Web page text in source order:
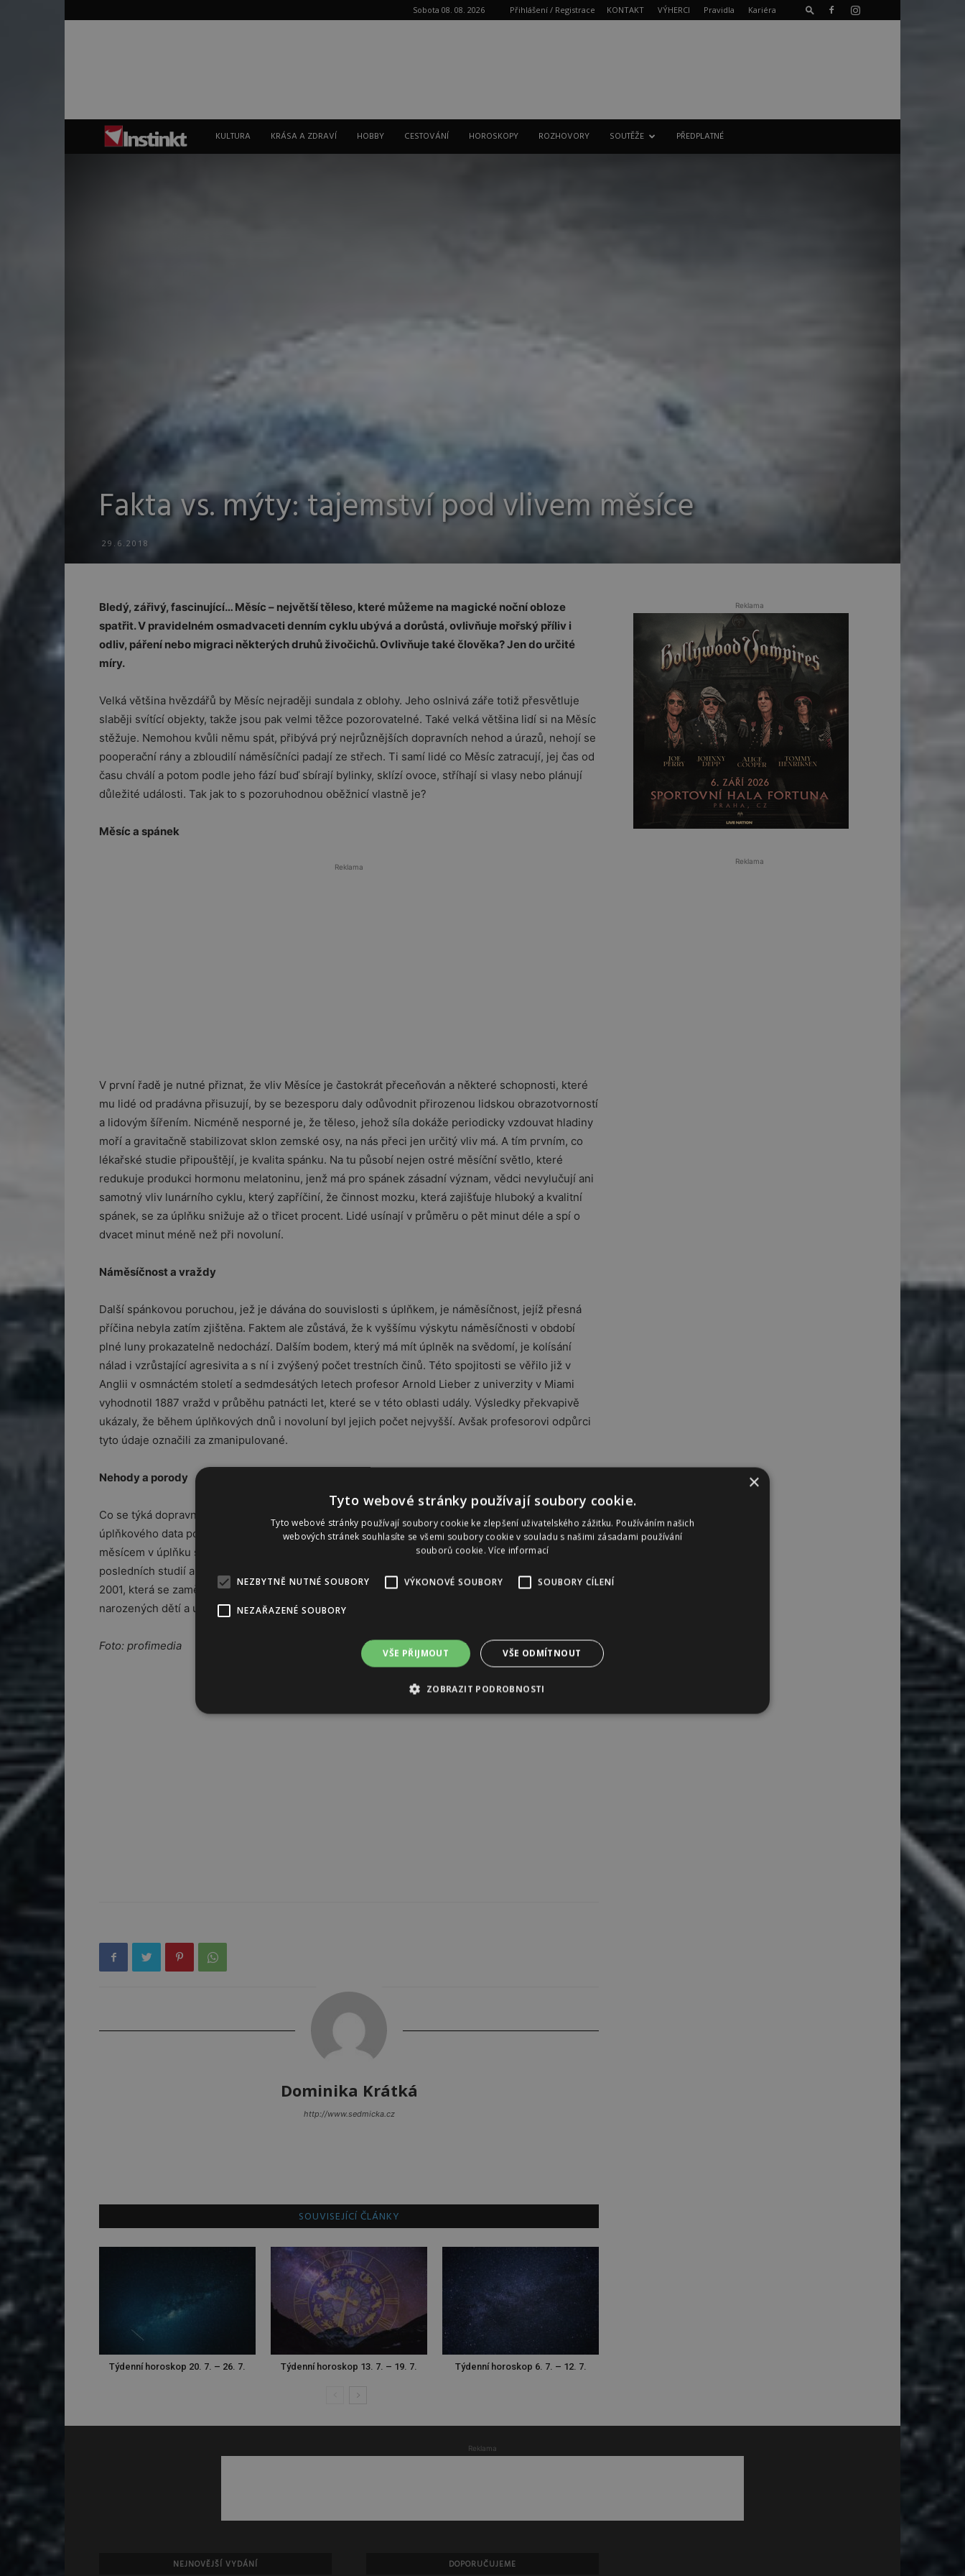
Sobota 08. 08. 2026 Přihlášení / Registrace KONTAKT VÝHERCI Pravidla Kariéra
Instinkt
KULTURA KRÁSA A ZDRAVÍ HOBBY CESTOVÁNÍ HOROSKOPY ROZHOVORY SOUTĚŽE PŘEDPLATNÉ
Fakta vs. mýty: tajemství pod vlivem měsíce
29.6.2018
Bledý, zářivý, fascinující… Měsíc – největší těleso, které můžeme na magické noční obloze
spatřit. V pravidelném osmadvaceti denním cyklu ubývá a dorůstá, ovlivňuje mořský příliv i
odliv, páření nebo migraci některých druhů živočichů. Ovlivňuje také člověka? Jen do určité
míry.
Velká většina hvězdářů by Měsíc nejraději sundala z oblohy. Jeho oslnivá záře totiž přesvětluje
slaběji svítící objekty, takže jsou pak velmi těžce pozorovatelné. Také velká většina lidí si na Měsíc
stěžuje. Nemohou kvůli němu spát, přibývá prý nejrůznějších dopravních nehod a úrazů, nehojí se
pooperační rány a zbloudilí náměsíčníci padají ze střech. Ti samí lidé co Měsíc zatracují, jej čas od
času chválí a potom podle jeho fází buď sbírají bylinky, sklízí ovoce, stříhají si vlasy nebo plánují
důležité události. Tak jak to s pozoruhodnou oběžnicí vlastně je?
Měsíc a spánek
Reklama
V první řadě je nutné přiznat, že vliv Měsíce je častokrát přeceňován a některé schopnosti, které
mu lidé od pradávna přisuzují, by se bezesporu daly odůvodnit přirozenou lidskou obrazotvorností
a lidovým šířením. Nicméně nesporné je, že těleso, jehož síla dokáže periodicky vzdouvat hladiny
moří a gravitačně stabilizovat sklon zemské osy, na nás přeci jen určitý vliv má. A tím prvním, co
lékařské studie připouštějí, je kvalita spánku. Na tu působí nejen ostré měsíční světlo, které
redukuje produkci hormonu melatoninu, jenž má pro spánek zásadní význam, vědci nevylučují ani
samotný vliv lunárního cyklu, který zapříčiní, že činnost mozku, která zajišťuje hluboký a kvalitní
spánek, se za úplňku snižuje až o třicet procent. Lidé usínají v průměru o pět minut déle a spí o
dvacet minut méně než při novoluní.
Náměsíčnost a vraždy
Další spánkovou poruchou, jež je dávána do souvislosti s úplňkem, je náměsíčnost, jejíž přesná
příčina nebyla zatím zjištěna. Faktem ale zůstává, že k vyššímu výskytu náměsíčnosti v období
plné luny prokazatelně nedochází. Dalším bodem, který má mít úplněk na svědomí, je kolísání
nálad i vzrůstající agresivita a s ní i zvýšený počet trestních činů. Této spojitosti se věřilo již v
Anglii v osmnáctém století a sedmdesátých letech profesor Arnold Lieber z univerzity v Miami
vyhodnotil 1887 vražd v průběhu patnácti let, které se v této oblasti udály. Výsledky překvapivě
ukázaly, že během úplňkových dnů i novoluní byl jejich počet nejvyšší. Avšak profesorovi odpůrci
tyto údaje označili za zmanipulované.
Nehody a porody
Co se týká dopravní nehodovosti, ze statistik České policie jasně vyplývá, že během žádného
úplňkového data počet nehod zvlášť nevzrostl a byl v mezích průměru. Dalším mýtem, který je s
měsícem v úplňku spojován, jsou předčasné porody i to, že se rodí více dětí. Výsledky mnoha
posledních studií ale v tomto ohledu hovoří jasně. Například podle americké studie z let 1997 až
2001, která se zaměřovala na 62 měsíčních cyklů, bylo vypozorováno, že žádný vztah mezi počtem
narozených dětí a úplňkem neexistuje.
Foto: profimedia
Dominika Krátká
http://www.sedmicka.cz
SOUVISEJÍCÍ ČLÁNKY
Týdenní horoskop 20. 7. – 26. 7. Týdenní horoskop 13. 7. – 19. 7. Týdenní horoskop 6. 7. – 12. 7.
Reklama
Reklama
Reklama
NEJNOVĚJŠÍ VYDÁNÍ DOPORUČUJEME
×
Tyto webové stránky používají soubory cookie.
Tyto webové stránky používají soubory cookie ke zlepšení uživatelského zážitku. Používáním našich
webových stránek souhlasíte se všemi soubory cookie v souladu s našimi zásadami používání
souborů cookie.Více informací
NEZBYTNĚ NUTNÉ SOUBORY VÝKONOVÉ SOUBORY SOUBORY CÍLENÍ
NEZAŘAZENÉ SOUBORY
VŠE PŘIJMOUT VŠE ODMÍTNOUT
ZOBRAZIT PODROBNOSTI